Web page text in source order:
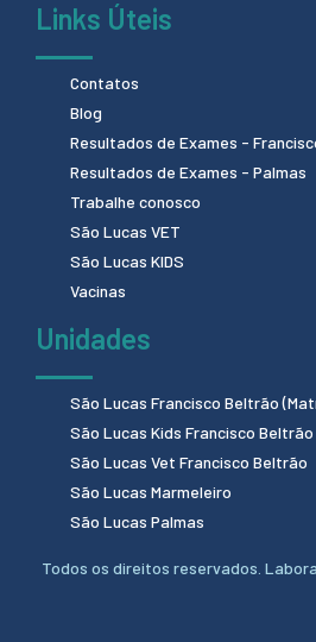
Links Úteis
Contatos
Blog
Resultados de Exames -
Resultados de Exames - Palmas
Trabalhe conosco
São Lucas VET
São Lucas KIDS
Vacinas
Unidades
São Lucas Francisco Beltrão
São Lucas Kids Francisco Beltrão
São Lucas Vet Francisco Beltrão
São Lucas Marmeleiro
São Lucas Palmas
Todos os direitos reservados.